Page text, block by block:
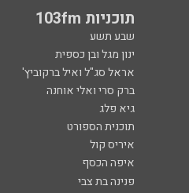
תוכניות 103fm
שבע תשע
ינון מגל ובן כספית
אראל סג"ל ואיל ברקוביץ'
ברק סרי ואלי אוחנה
גיא פלג
תוכנית הספורט
איריס קול
איפה הכסף
פנינה בת צבי